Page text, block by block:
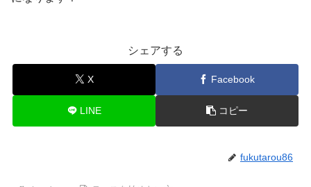
シェアする
X Facebook
LINE コピー
fukutarou86